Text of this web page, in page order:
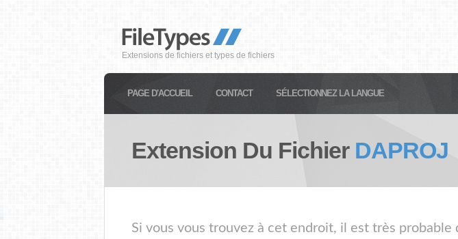
Extensions de fichiers et types de fichiers
PAGE D'ACCUEIL CONTACT SÉLECTIONNEZ LA LANGUE
Extension Du Fichier DAPROJ
Si vous vous trouvez à cet endroit, il est très